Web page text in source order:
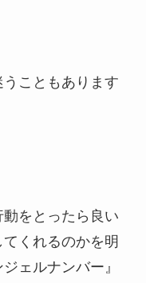
こともあります
をとったら良い
くれるのかを明
ェルナンバー』